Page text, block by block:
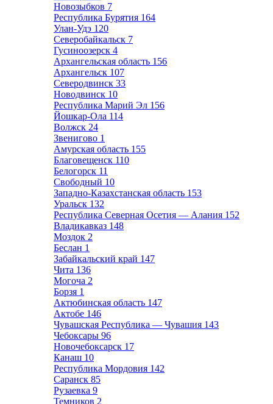
Новозыбков 7
Республика Бурятия 164
Улан-Удэ 120
Северобайкальск 7
Гусиноозерск 4
Архангельская область 156
Архангельск 107
Северодвинск 33
Новодвинск 10
Республика Марий Эл 156
Йошкар-Ола 114
Волжск 24
Звенигово 1
Амурская область 155
Благовещенск 110
Белогорск 11
Свободный 10
Западно-Казахстанская область 153
Уральск 132
Республика Северная Осетия — Алания 152
Владикавказ 148
Моздок 2
Беслан 1
Забайкальский край 147
Чита 136
Могоча 2
Борзя 1
Актюбинская область 147
Актобе 146
Чувашская Республика — Чувашия 143
Чебоксары 96
Новочебоксарск 17
Канаш 10
Республика Мордовия 142
Саранск 85
Рузаевка 9
Темников 2